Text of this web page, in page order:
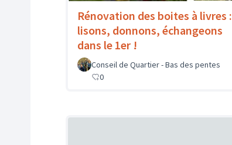
Rénovation des boites à livres :
lisons, donnons, échangeons
dans le 1er !
Conseil de Quartier - Bas des pentes
0